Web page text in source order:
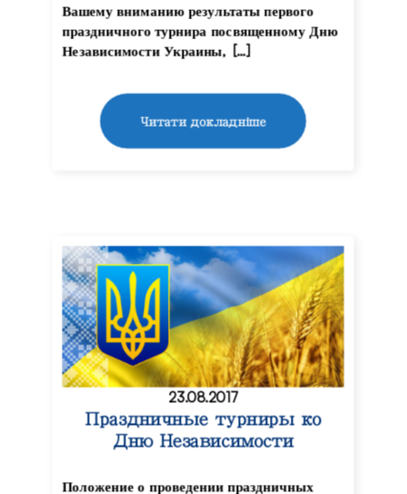
Вашему вниманию результаты первого
праздничного турнира посвященному Дню
Независимости Украины, […]
Читати докладніше
23.08.2017
Праздничные турниры ко
Дню Независимости
Положение о проведении праздничных